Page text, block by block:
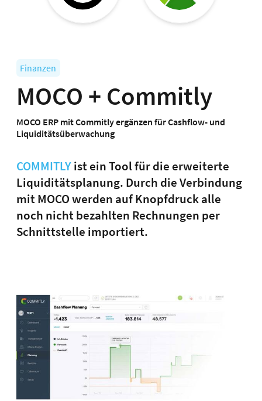
Finanzen
MOCO + Commitly
MOCO ERP mit Commitly ergänzen für Cashflow- und
Liquiditätsüberwachung
COMMITLYist ein Tool für die erweiterte
Liquiditätsplanung. Durch die Verbindung
mit MOCO werden auf Knopfdruck alle
noch nicht bezahlten Rechnungen per
Schnittstelle importiert.